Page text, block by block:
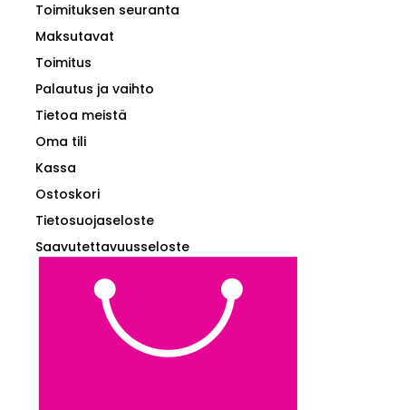
Toimituksen seuranta
Maksutavat
Toimitus
Palautus ja vaihto
Tietoa meistä
Oma tili
Kassa
Ostoskori
Tietosuojaseloste
Saavutettavuusseloste